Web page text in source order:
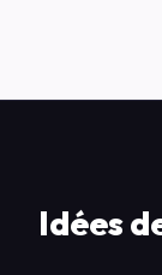
Idées